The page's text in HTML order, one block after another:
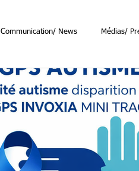
Communication/ News Médias/